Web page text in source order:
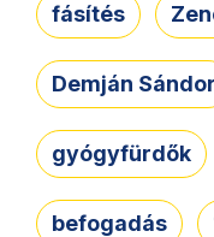
fásítés
Demján Sándor
gyógyfürdők
befogadás